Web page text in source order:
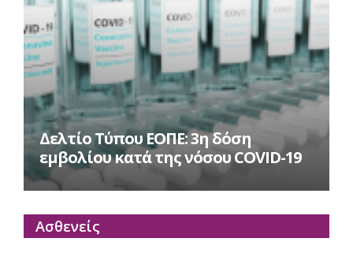
Δελτίο Τύπου ΕΟΠΕ: 3η δόση
εμβολίου κατά της νόσου COVID-19
Ασθενείς